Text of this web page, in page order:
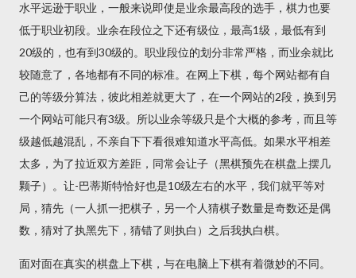
水平远逊于职业，一般来说即使是业余最高段的选手，棋力也要
低于职业初段。业余在段位之下还有级位，最高1级，最低有到
20级的，也有到30级的。职业段位的划分非常严格，而业余就比
较随意了，各地都有不同的标准。在网上下棋，每个网站都有自
己的等级分算法，彼此相差就更大了，在一个网站的2段，换到另
一个网站可能只有3级。所以业余等级只是个大概的参考，而且等
级越低越混乱，不亲自下下看很难知道水平高低。如果水平相差
太多，为了拉近双方差距，同常会让子（黑棋预先在棋盘上摆几
颗子）。让-巴蒂斯特恰好也是10级左右的水平，我们就平等对
局，猜先（一人抓一把棋子，另一个人猜棋子数量是奇数还是偶
数，猜对了执黑先下，猜错了则执白）之后我执白棋。
面对面在真实的棋盘上下棋，与在电脑上下棋有着微妙的不同。